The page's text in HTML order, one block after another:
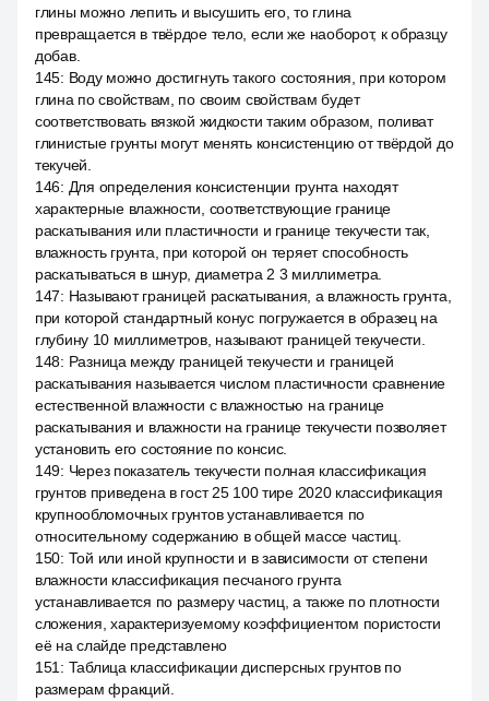
глины можно лепить и высушить его, то глина
превращается в твёрдое тело, если же наоборот, к образцу
добав.
145: Воду можно достигнуть такого состояния, при котором
глина по свойствам, по своим свойствам будет
соответствовать вязкой жидкости таким образом, поливат
глинистые грунты могут менять консистенцию от твёрдой до
текучей.
146: Для определения консистенции грунта находят
характерные влажности, соответствующие границе
раскатывания или пластичности и границе текучести так,
влажность грунта, при которой он теряет способность
раскатываться в шнур, диаметра 2 3 миллиметра.
147: Называют границей раскатывания, а влажность грунта,
при которой стандартный конус погружается в образец на
глубину 10 миллиметров, называют границей текучести.
148: Разница между границей текучести и границей
раскатывания называется числом пластичности сравнение
естественной влажности с влажностью на границе
раскатывания и влажности на границе текучести позволяет
установить его состояние по консис.
149: Через показатель текучести полная классификация
грунтов приведена в гост 25 100 тире 2020 классификация
крупнообломочных грунтов устанавливается по
относительному содержанию в общей массе частиц.
150: Той или иной крупности и в зависимости от степени
влажности классификация песчаного грунта
устанавливается по размеру частиц, а также по плотности
сложения, характеризуемому коэффициентом пористости
её на слайде представлено
151 : Таблица классификации дисперсных грунтов по
размерам фракций.